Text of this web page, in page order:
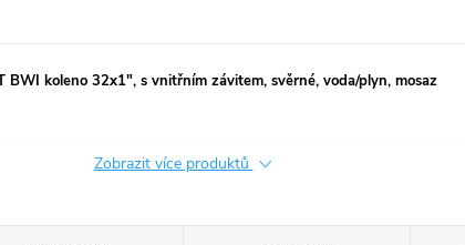
BWI koleno 32x1", s vnitřním závitem, svěrné, voda/plyn, mosaz
Zobrazit více produktů